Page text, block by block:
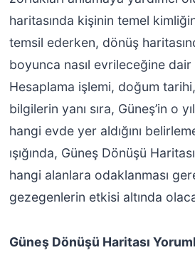
haritasında kişinin temel
temsil ederken, dönüş
boyunca nasıl evrileceğine dair
Hesaplama işlemi, doğum
bilgilerin yanı sıra, Güneş’in o
hangi evde yer aldığını
ışığında, Güneş Dönüşü
hangi alanlara odaklanması
gezegenlerin etkisi altında
Güneş Dönüşü Haritası